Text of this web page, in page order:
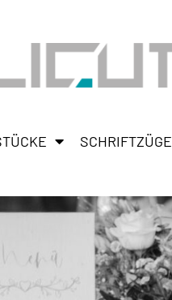
SCHRIFTZÜGE